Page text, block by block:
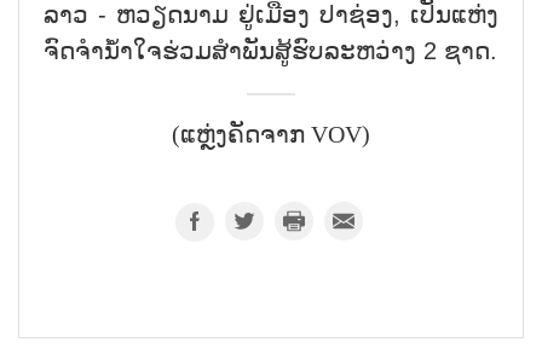
ລາວ - ຫວຽດນາມ ຢູ່ເມືອງ ປາຊ່ອງ, ເປັນແຫ່ງ
ຈົດຈຳນ້ຳໃຈຮ່ວມສຳພັນສູ້ຮົບລະຫວ່າງ 2 ຊາດ.
(ແຫຼ່ງຄັດຈາກ VOV)